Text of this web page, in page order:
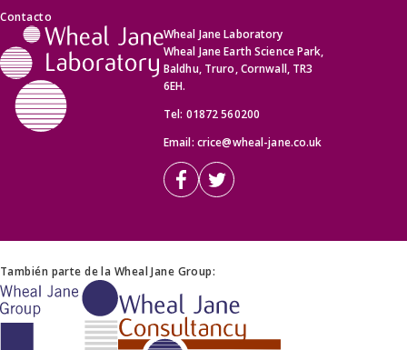
Contacto
Wheal Jane Laboratory
Wheal Jane Earth Science Park,
Baldhu, Truro, Cornwall, TR3
6EH.
Tel: 01872 560200
Email: crice@wheal-jane.co.uk
También parte de la Wheal Jane Group: